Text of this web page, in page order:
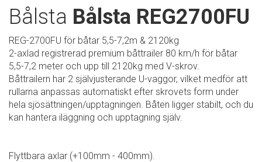
Bålsta Bålsta REG2700FU
REG-2700FU för båtar 5,5-7,2m & 2120kg
2-axlad registrerad premium båttrailer 80 km/h för båtar
5,5-7,2 meter och upp till 2120kg med V-skrov.
Båttrailern har 2 självjusterande U-vaggor, vilket medför att
rullarna anpassas automatiskt efter skrovets form under
hela sjösättningen/upptagningen. Båten ligger stabilt, och du
kan hantera iläggning och upptagning själv.
Flyttbara axlar (+100mm - 400mm).